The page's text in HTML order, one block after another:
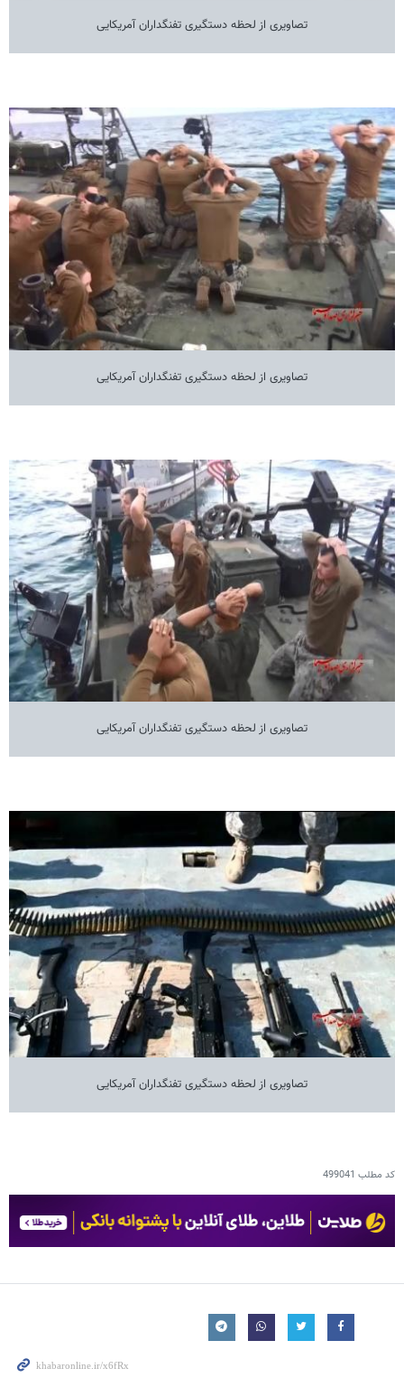
تصاویری از لحظه دستگیری تفنگداران آمریکایی
تصاویری از لحظه دستگیری تفنگداران آمریکایی
تصاویری از لحظه دستگیری تفنگداران آمریکایی
تصاویری از لحظه دستگیری تفنگداران آمریکایی
کد مطلب 499041